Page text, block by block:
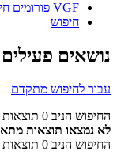
VGF פורומים
חיפוש
נושאים פעילים
עבור לחיפוש מתקדם
החיפוש הניב 0 תוצאות • דף
לא נמצאו תוצאות
החיפוש הניב 0 תוצאות • דף